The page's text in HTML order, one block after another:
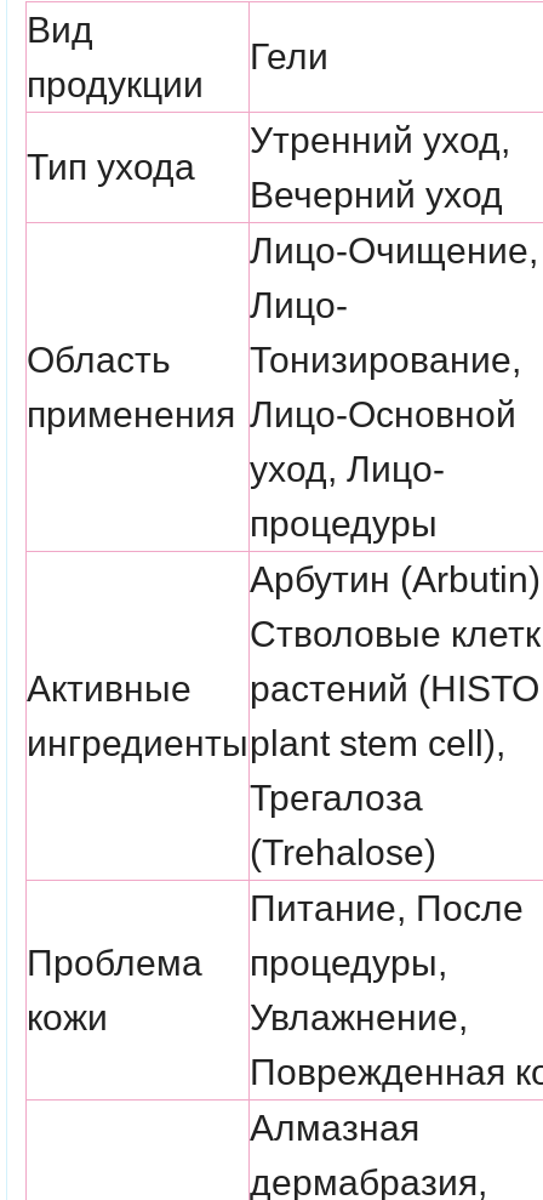
Вид
продукции
Гели
Тип ухода
Утренний уход,
Вечерний уход
Область
применения
Лицо-Очищение,
Лицо-
Тонизирование,
Лицо-Основной
уход, Лицо-
процедуры
Активные
ингредиенты
Арбутин
Стволовые
растений (HISTO
plant stem cell),
Трегалоза
(Trehalose)
Проблема
кожи
Питание, После
процедуры,
Увлажнение,
Поврежденная
Алмазная
дермабразия,